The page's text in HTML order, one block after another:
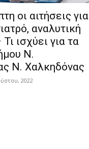
οι αιτήσεις για
αναλυτική
ισχύει για τα
Ν.
Ν. Χαλκηδόνας
2022